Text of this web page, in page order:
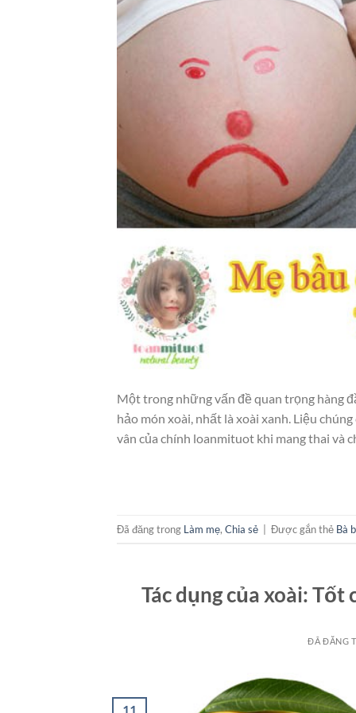
Một trong những vấn đề quan trọng hàng
hảo món xoài, nhất là xoài xanh. Liệu
vân của chính loanmituot khi mang thai và
Đã đăng trong Làm mẹ, Chia sẻ | Được gắn thẻ Bà
Tác dụng của xoài:
ĐÃ ĐĂNG
11